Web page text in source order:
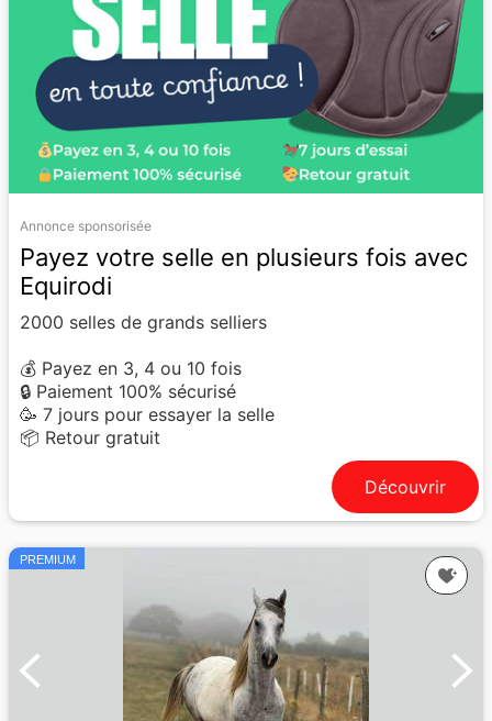
Annonce sponsorisée
Payez votre selle en plusieurs fois avec
Equirodi
2000 selles de grands selliers
💰 Payez en 3, 4 ou 10 fois
🔒 Paiement 100% sécurisé
🥳 7 jours pour essayer la selle
📦 Retour gratuit
Découvrir
PREMIUM